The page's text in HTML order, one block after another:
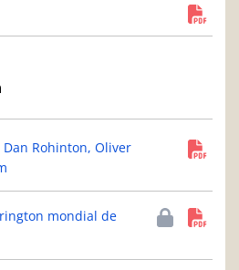
Dan Rohinton, Oliver
mondial de